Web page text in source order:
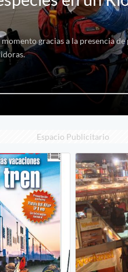
gracias a la presencia
Espacio Publicitario